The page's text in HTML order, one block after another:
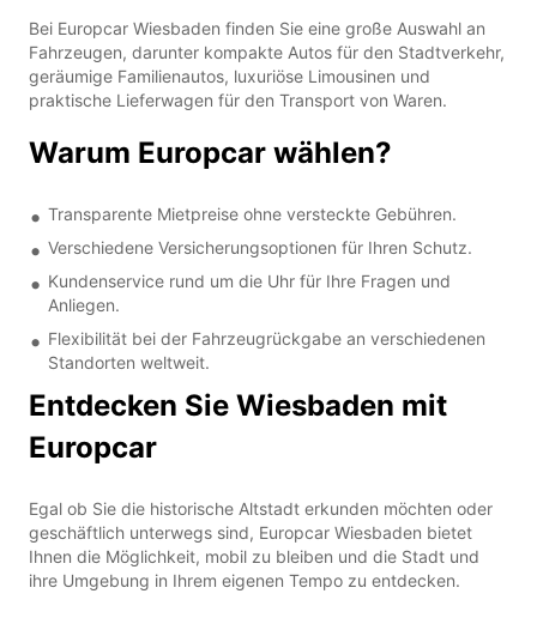
Bei Europcar Wiesbaden finden Sie eine große Auswahl an
Fahrzeugen, darunter kompakte Autos für den Stadtverkehr,
geräumige Familienautos, luxuriöse Limousinen und
praktische Lieferwagen für den Transport von Waren.
Warum Europcar wählen?
Transparente Mietpreise ohne versteckte Gebühren.
Verschiedene Versicherungsoptionen für Ihren Schutz.
Kundenservice rund um die Uhr für Ihre Fragen und
Anliegen.
Flexibilität bei der Fahrzeugrückgabe an verschiedenen
Standorten weltweit.
Entdecken Sie Wiesbaden mit
Europcar
Egal ob Sie die historische Altstadt erkunden möchten oder
geschäftlich unterwegs sind, Europcar Wiesbaden bietet
Ihnen die Möglichkeit, mobil zu bleiben und die Stadt und
ihre Umgebung in Ihrem eigenen Tempo zu entdecken.